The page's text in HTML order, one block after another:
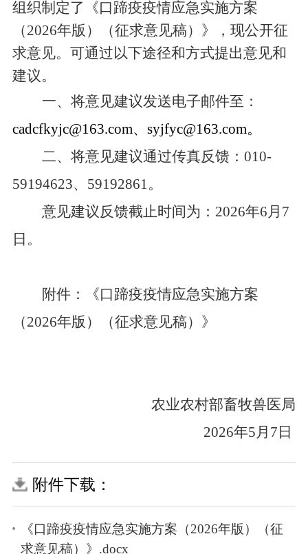
组织制定了《口蹄疫疫情应急实施方案
（2026年版）（征求意见稿）》，现公开征
求意见。可通过以下途径和方式提出意见和
建议。
一、将意见建议发送电子邮件至：
cadcfkyjc@163.com、 syjfyc@163.com。
二、将意见建议通过传真反馈： 010-
59194623、 59192861。
意见建议反馈截止时间为： 2026年6月 7
日。
附件：《口蹄疫疫情应急实施方案
（2026年版）（征求意见稿）》
农业农村部畜牧兽医局
2026年5月 7 日
附件下载：
《口蹄疫疫情应急实施方案（2026年版）（征
求意见稿）》.docx